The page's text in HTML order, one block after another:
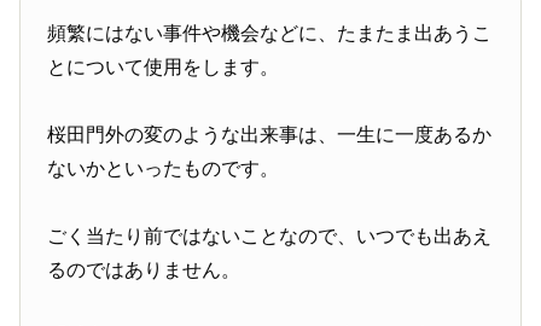
頻繁にはない事件や機会などに、たまたま出あうこ
とについて使用をします。
桜田門外の変のような出来事は、一生に一度あるか
ないかといったものです。
ごく当たり前ではないことなので、いつでも出あえ
るのではありません。